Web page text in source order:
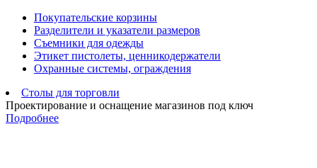
Покупательские корзины
Разделители и указатели размеров
Съемники для одежды
Этикет пистолеты, ценникодержатели
Охранные системы, ограждения
Столы для торговли
Проектирование и оснащение магазинов под ключ
Подробнее